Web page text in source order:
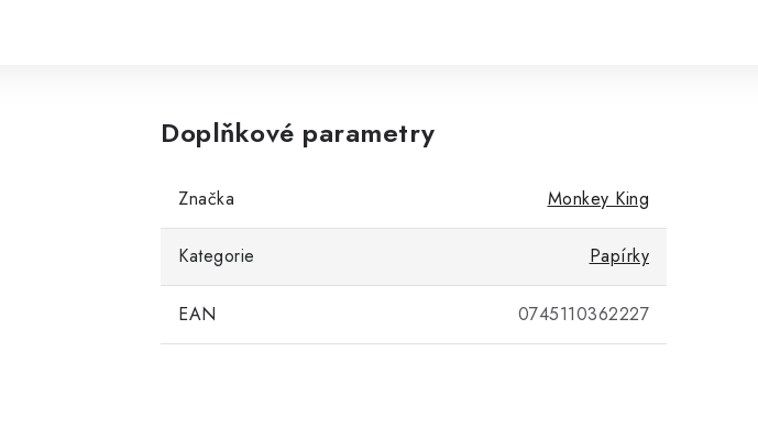
Doplňkové parametry
Značka Monkey King
Kategorie Papírky
EAN 0745110362227